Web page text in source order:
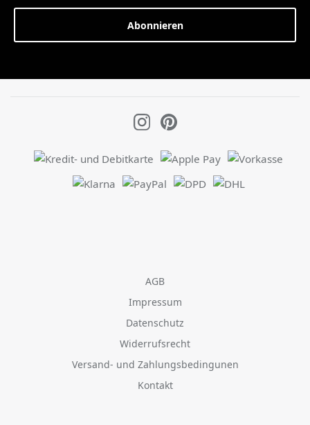
Abonnieren
AGB
Impressum
Datenschutz
Widerrufsrecht
Versand- und Zahlungsbedingunen
Kontakt